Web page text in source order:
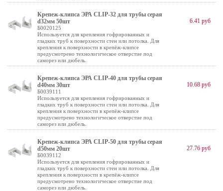
Крепеж-клипса ЭРА CLIP-32 для трубы cерая
d32мм 50шт
Б0020125
Используется для крепления гофрированных и
гладких труб к поверхности стен или потолка. Для
крепления к поверхности в крепёж-клипсе
предусмотрено технологическое отверстие под
саморез или дюбель.
6.41 руб
Крепеж-клипса ЭРА CLIP-40 для трубы cерая
d40мм 30шт
Б0039111
Используется для крепления гофрированных и
гладких труб к поверхности стен или потолка. Для
крепления к поверхности в крепёж-клипсе
предусмотрено технологическое отверстие под
саморез или дюбель.
10.68 руб
Крепеж-клипса ЭРА CLIP-50 для трубы cерая
d50мм 20шт
Б0039112
Используется для крепления гофрированных и
гладких труб к поверхности стен или потолка. Для
крепления к поверхности в крепёж-клипсе
предусмотрено технологическое отверстие под
саморез или дюбель.
27.76 руб